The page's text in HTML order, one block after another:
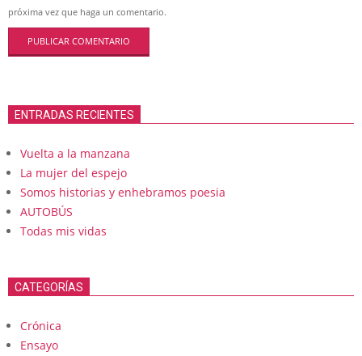
próxima vez que haga un comentario.
ENTRADAS RECIENTES
Vuelta a la manzana
La mujer del espejo
Somos historias y enhebramos poesia
AUTOBÚS
Todas mis vidas
CATEGORÍAS
Crónica
Ensayo